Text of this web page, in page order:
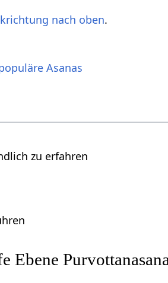
nach oben.
Asanas
zu erfahren
Ebene Purvottanasana